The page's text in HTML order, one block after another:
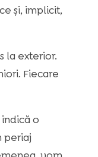
și, implicit,
la exterior.
Fiecare
o
periaj